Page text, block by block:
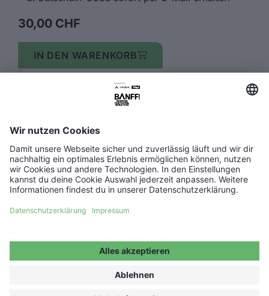
30,00 CHF
IN DEN WARENKORB
FAQ
Host a show
Kontakt
Partner werden ↗
Jobs ↗
Barrierefreiheitserklärung
Impressum
Datenschutz
Cookie Einstellungen